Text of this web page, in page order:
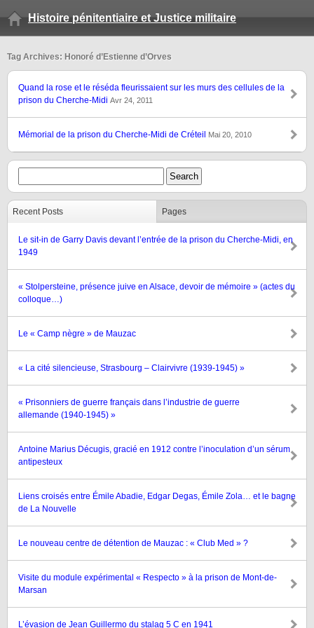
Histoire pénitentiaire et Justice militaire
Tag Archives: Honoré d’Estienne d’Orves
Quand la rose et le réséda fleurissaient sur les murs des cellules de la
prison du Cherche-Midi Avr 24, 2011
Mémorial de la prison du Cherche-Midi de Créteil Mai 20, 2010
Recent Posts Pages
Le sit-in de Garry Davis devant l’entrée de la prison du Cherche-Midi, en
1949
« Stolpersteine, présence juive en Alsace, devoir de mémoire » (actes du
colloque…)
Le « Camp nègre » de Mauzac
« La cité silencieuse, Strasbourg – Clairvivre (1939-1945) »
« Prisonniers de guerre français dans l’industrie de guerre
allemande (1940-1945) »
Antoine Marius Décugis, gracié en 1912 contre l’inoculation d’un sérum
antipesteux
Liens croisés entre Émile Abadie, Edgar Degas, Émile Zola… et le bagne
de La Nouvelle
Le nouveau centre de détention de Mauzac : « Club Med » ?
Visite du module expérimental « Respecto » à la prison de Mont-de-
Marsan
L’évasion de Jean Guillermo du stalag 5 C en 1941